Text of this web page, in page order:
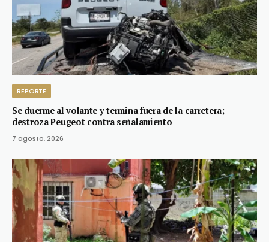
REPORTE
Se duerme al volante y termina fuera de la carretera;
destroza Peugeot contra señalamiento
7 agosto, 2026